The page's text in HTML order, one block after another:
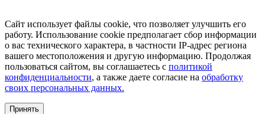
Сайт использует файлы cookie, что позволяет улучшить его
работу. Использование cookie предполагает сбор информации
о вас технического характера, в частности IP-адрес региона
вашего местоположения и другую информацию. Продолжая
пользоваться сайтом, вы соглашаетесь с политикой
конфиденциальности, а также даете согласие на обработку
своих персональных данных.
Принять